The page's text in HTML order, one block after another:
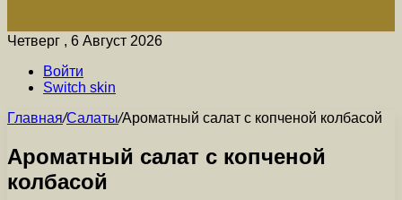
Четверг , 6 Август 2026
Войти
Switch skin
Главная/Салаты/Ароматный салат с копченой колбасой
Ароматный салат с копченой
колбасой